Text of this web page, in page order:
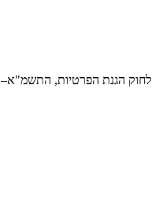
(כולל תיקון 13), ובהתאם ל